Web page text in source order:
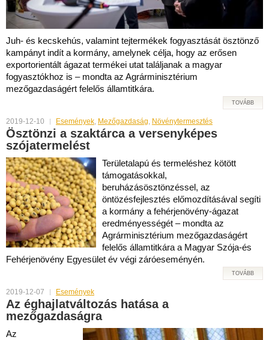
Juh- és kecskehús, valamint tejtermékek fogyasztását ösztönző
kampányt indít a kormány, amelynek célja, hogy az erősen
exportorientált ágazat termékei utat találjanak a magyar
fogyasztókhoz is – mondta az Agrárminisztérium
mezőgazdaságért felelős államtitkára.
TOVÁBB
2019-12-10 Események, Mezőgazdaság, Növénytermesztés
Ösztönzi a szaktárca a versenyképes
szójatermelést
Területalapú és termeléshez kötött
támogatásokkal,
beruházásösztönzéssel, az
öntözésfejlesztés előmozdításával segíti
a kormány a fehérjenövény-ágazat
eredményességét – mondta az
Agrárminisztérium mezőgazdaságért
felelős államtitkára a Magyar Szója-és
Fehérjenövény Egyesület év végi záróeseményén.
TOVÁBB
2019-12-07 Események
Az éghajlatváltozás hatása a
mezőgazdaságra
Az